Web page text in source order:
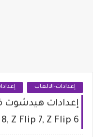
إعدادات-الالعاب
Z Flip 7, Z Flip 6